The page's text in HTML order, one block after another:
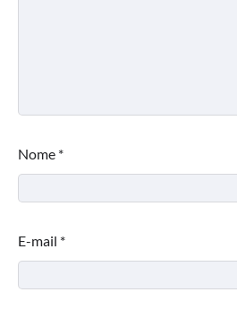
Nome *
E-mail *